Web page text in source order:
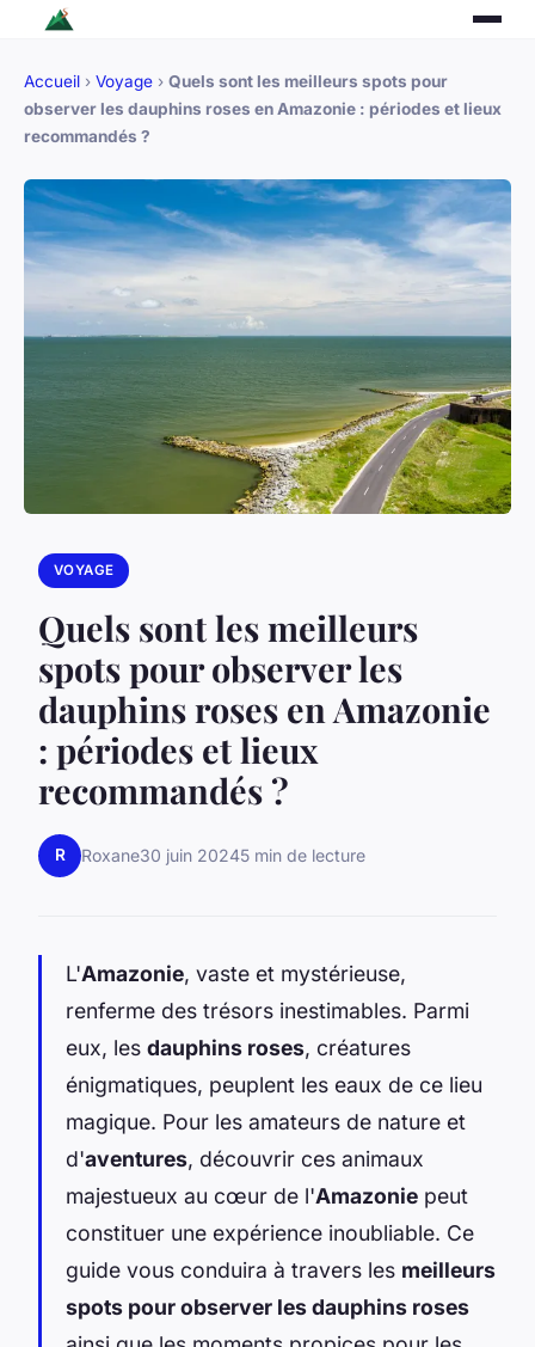
Accueil › Voyage › Quels sont les meilleurs spots pour
observer les dauphins roses en Amazonie : périodes et lieux
recommandés ?
VOYAGE
Quels sont les meilleurs
spots pour observer les
dauphins roses en Amazonie
: périodes et lieux
recommandés ?
R Roxane30 juin 20245 min de lecture
L'Amazonie, vaste et mystérieuse,
renferme des trésors inestimables. Parmi
eux, les dauphins roses, créatures
énigmatiques, peuplent les eaux de ce lieu
magique. Pour les amateurs de nature et
d'aventures, découvrir ces animaux
majestueux au cœur de l'Amazonie peut
constituer une expérience inoubliable. Ce
guide vous conduira à travers les meilleurs
spots pour observer les dauphins roses